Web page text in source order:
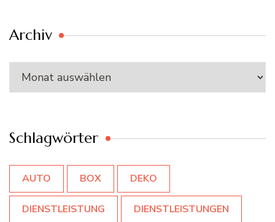
Archiv
Archiv
Schlagwörter
AUTO BOX DEKO
DIENSTLEISTUNG DIENSTLEISTUNGEN